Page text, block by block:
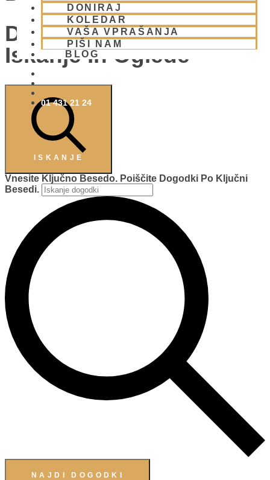
DONIRAJ
KOLEDAR
VAŠA VPRAŠANJA
PIŠI NAM
BLOG
01 431 21 24
Dogodki Navigacija Za
Iskanje In Oglede
ISKANJE
Vnesite Ključno Besedo. Poiščite Dogodki Po Ključni
Besedi.
NAJDI DOGODKI